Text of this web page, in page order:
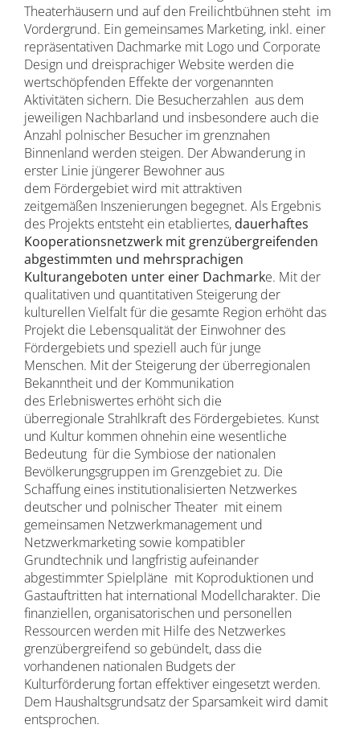
Theaterhäusern und auf den Freilichtbühnen steht im
Vordergrund. Ein gemeinsames Marketing, inkl. einer
repräsentativen Dachmarke mit Logo und Corporate
Design und dreisprachiger Website werden die
wertschöpfenden Effekte der vorgenannten
Aktivitäten sichern. Die Besucherzahlen aus dem
jeweiligen Nachbarland und insbesondere auch die
Anzahl polnischer Besucher im grenznahen
Binnenland werden steigen. Der Abwanderung in
erster Linie jüngerer Bewohner aus
dem Fördergebiet wird mit attraktiven
zeitgemäßen Inszenierungen begegnet. Als Ergebnis
des Projekts entsteht ein etabliertes, dauerhaftes
Kooperationsnetzwerk mit grenzübergreifenden
abgestimmten und mehrsprachigen
Kulturangeboten unter einer Dachmarke. Mit der
qualitativen und quantitativen Steigerung der
kulturellen Vielfalt für die gesamte Region erhöht das
Projekt die Lebensqualität der Einwohner des
Fördergebiets und speziell auch für junge
Menschen. Mit der Steigerung der überregionalen
Bekanntheit und der Kommunikation
des Erlebniswertes erhöht sich die
überregionale Strahlkraft des Fördergebietes. Kunst
und Kultur kommen ohnehin eine wesentliche
Bedeutung für die Symbiose der nationalen
Bevölkerungsgruppen im Grenzgebiet zu. Die
Schaffung eines institutionalisierten Netzwerkes
deutscher und polnischer Theater mit einem
gemeinsamen Netzwerkmanagement und
Netzwerkmarketing sowie kompatibler
Grundtechnik und langfristig aufeinander
abgestimmter Spielpläne mit Koproduktionen und
Gastauftritten hat international Modellcharakter. Die
finanziellen, organisatorischen und personellen
Ressourcen werden mit Hilfe des Netzwerkes
grenzübergreifend so gebündelt, dass die
vorhandenen nationalen Budgets der
Kulturförderung fortan effektiver eingesetzt werden.
Dem Haushaltsgrundsatz der Sparsamkeit wird damit
entsprochen.